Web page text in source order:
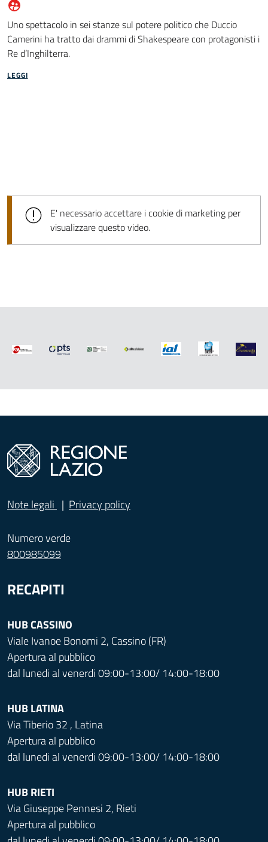
Uno spettacolo in sei stanze sul potere politico che Duccio
Camerini ha tratto dai drammi di Shakespeare con protagonisti i
Re d’Inghilterra.
LEGGI
E' necessario accettare i cookie di marketing per
visualizzare questo video.
Note legali Privacy policy
Numero verde
800985099
RECAPITI
HUB CASSINO
Viale Ivanoe Bonomi 2, Cassino (FR)
Apertura al pubblico
dal lunedi al venerdi 09:00-13:00/ 14:00-18:00
HUB LATINA
Via Tiberio 32 , Latina
Apertura al pubblico
dal lunedi al venerdi 09:00-13:00/ 14:00-18:00
HUB RIETI
Via Giuseppe Pennesi 2, Rieti
Apertura al pubblico